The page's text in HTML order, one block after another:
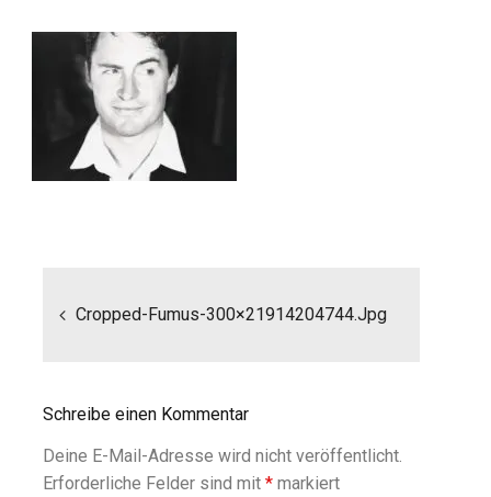
Cropped-Fumus-300×21914204744.jpg
Schreibe einen Kommentar
Deine E-Mail-Adresse wird nicht veröffentlicht.
Erforderliche Felder sind mit * markiert